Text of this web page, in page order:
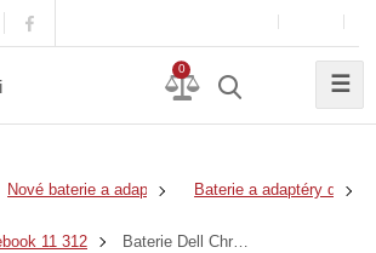
0
☰
Nové baterie a adaptéry Baterie a adaptéry do
11 3120